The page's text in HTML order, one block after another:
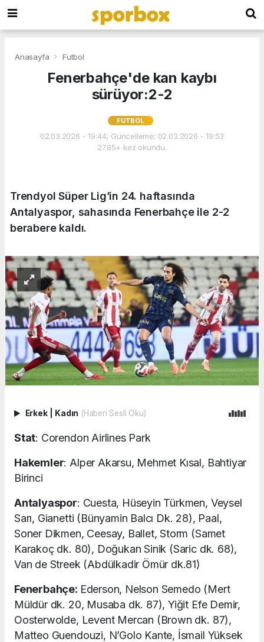
Anasayfa Futbol
Fenerbahçe'de kan kaybı
sürüyor:2-2
FUTBOL
02.03.2026 - 19:44, Güncelleme: 02.03.2026 - 19:53
2785+ kez okundu.
Trendyol Süper Lig’in 24. haftasında
Antalyaspor, sahasında Fenerbahçe ile 2-2
berabere kaldı.
Erkek Kadın (Haberi Sesli Oku)
Stat: Corendon Airlines Park
Hakemler: Alper Akarsu, Mehmet Kısal, Bahtiyar
Birinci
Antalyaspor: Cuesta, Hüseyin Türkmen, Veysel
Sarı, Gianetti (Bünyamin Balcı Dk. 28), Paal,
Soner Dikmen, Ceesay, Ballet, Storm (Samet
Karakoç dk. 80), Doğukan Sinik (Saric dk. 68),
Van de Streek (Abdülkadir Ömür dk.81)
Fenerbahçe: Ederson, Nelson Semedo (Mert
Müldür dk. 20, Musaba dk. 87), Yiğit Efe Demir,
Oosterwolde, Levent Mercan (Brown dk. 87),
Matteo Guendouzi, N’Golo Kante, İsmail Yüksek